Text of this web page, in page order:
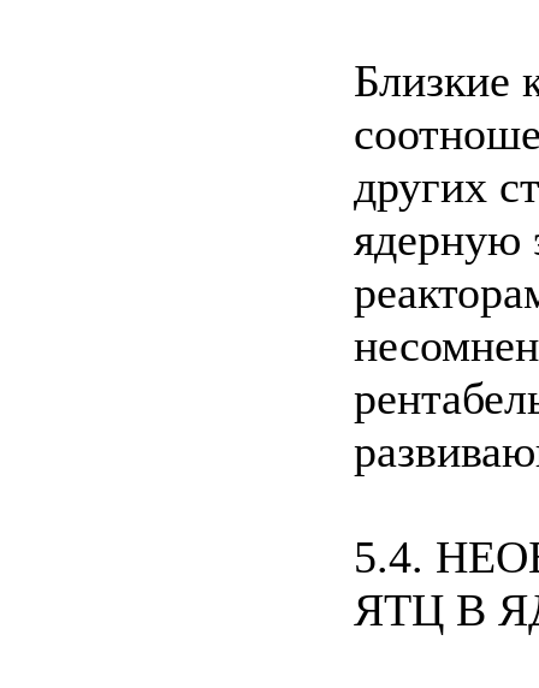
Близкие
других
ядерную
5.4.
ЯТЦ В